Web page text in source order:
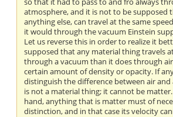
atmosphere, and it is not to be supposed
anything else, can travel at the same
it would through the vacuum Einstein
Let us reverse this in order to realize it
supposed that any material thing travels
through a vacuum than it does through
certain amount of density or opacity. If
distinguish the difference between air
is not a material thing; it cannot be
hand, anything that is matter must of
distinction, and in that case its velocity